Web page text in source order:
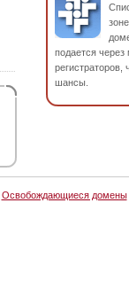
подается
регистраторов,
шансы.
Освобождающиеся домены